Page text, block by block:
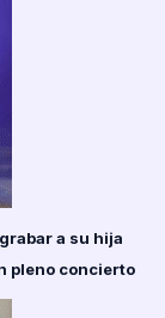
a su hija
pleno concierto